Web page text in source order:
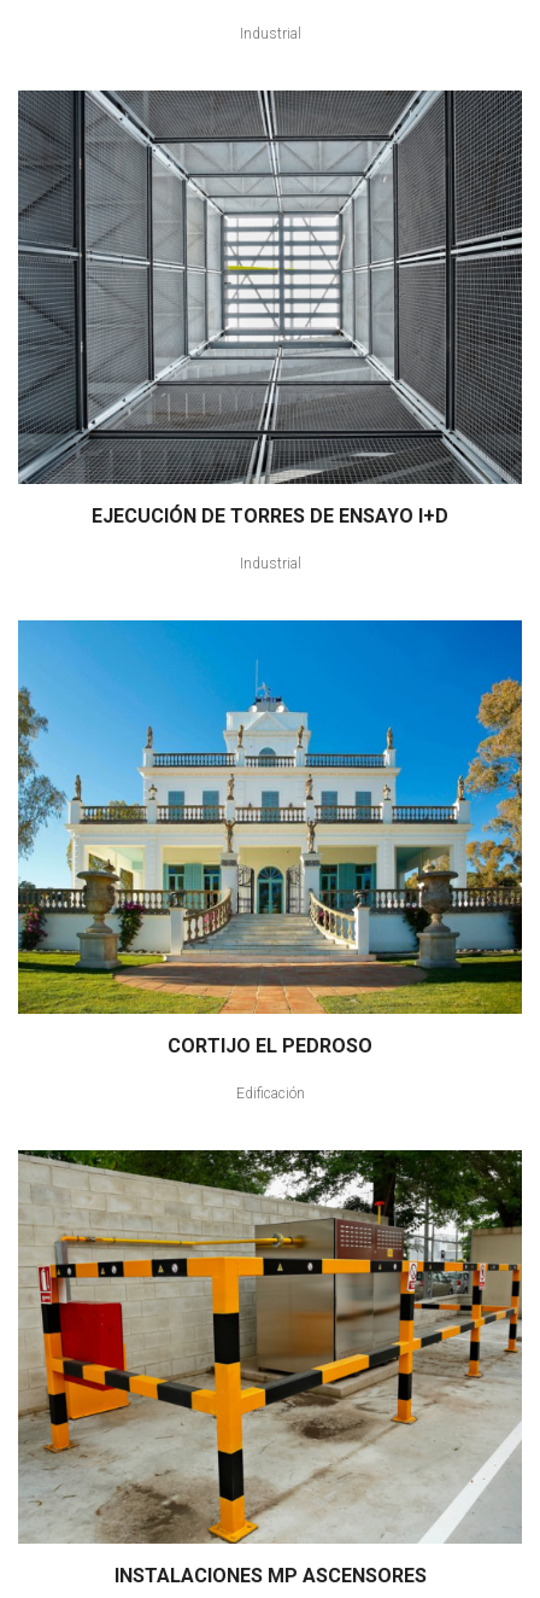
Industrial
EJECUCIÓN DE TORRES DE ENSAYO I+D
Industrial
CORTIJO EL PEDROSO
Edificación
INSTALACIONES MP ASCENSORES